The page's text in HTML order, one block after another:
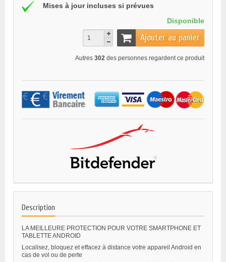
Mises à jour incluses si prévues
Disponible
Ajouter au panier
Autres 302 des personnes regardent ce produit
Description
LA MEILLEURE PROTECTION POUR VOTRE SMARTPHONE ET
TABLETTE ANDROID
Localisez, bloquez et effacez à distance votre appareil Android en
cas de vol ou de perte